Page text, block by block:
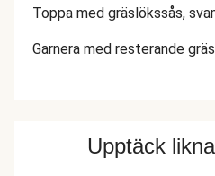
Toppa med gräslökssås,
Garnera med resterande
Upptäck